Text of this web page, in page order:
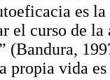
es la
el curso de
(Bandura,
propia vida